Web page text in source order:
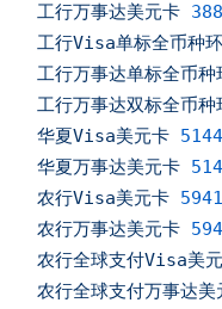
工行万事达美元卡
工行Visa单标全币种
工行万事达单标全币种
工行万事达双标全币种
华夏Visa美元卡 5144
华夏万事达美元卡
农行Visa美元卡 5941
农行万事达美元卡
农行全球支付Visa美
农行全球支付万事达美